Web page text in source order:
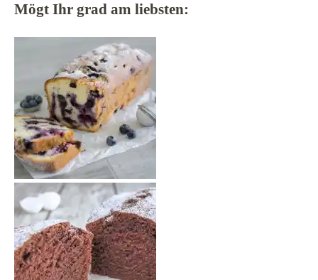
Mögt Ihr grad am liebsten: